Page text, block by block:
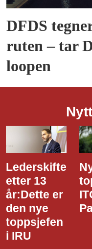
DFDS
ruten – tar
loopen
Ny
toppsjef i
ITO
PallPack
til